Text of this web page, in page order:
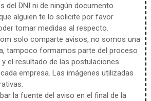
del DNI ni de ningún documento
alguien te lo solicite por favor
tomar medidas al respecto.
solo comparte avisos, no somos una
tampoco formamos parte del proceso
el resultado de las postulaciones
empresa. Las imágenes utilizadas
la fuente del aviso en el final de la